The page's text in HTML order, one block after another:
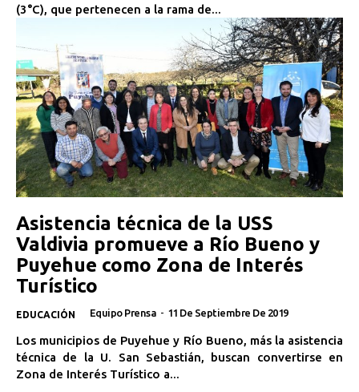
(3°C), que pertenecen a la rama de...
Asistencia técnica de la USS
Valdivia promueve a Río Bueno y
Puyehue como Zona de Interés
Turístico
EDUCACIÓN Equipo Prensa - 11 De Septiembre De 2019
Los municipios de Puyehue y Río Bueno, más la asistencia
técnica de la U. San Sebastián, buscan convertirse en
Zona de Interés Turístico a...